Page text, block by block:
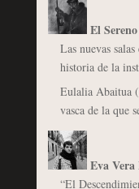
El Sereno
Las nuevas
historia de la
Eulalia Abaitua
vasca de la que
Eva
“El